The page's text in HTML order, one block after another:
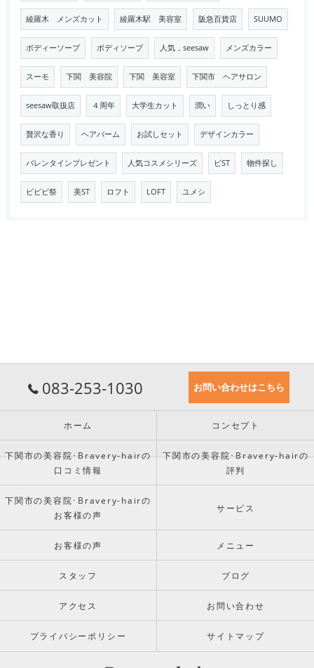
綾羅木 メンズカット 綾羅木駅 美容室 阪急百貨店 SUUMO
ボディーソープ ボディソープ 人気，seesaw メンズカラー
スーモ 下関 美容院 下関 美容室 下関市 ヘアサロン
seesaw取扱店 ４周年 大学生カット 潤い しっとり感
贅沢な香り ヘアバーム お試しセット デザインカラー
バレンタインプレゼント 人気コスメシリーズ ビST 物件探し
ビビビ祭 美ST ロフト LOFT ユメシ
083-253-1030 お問い合わせはこちら
ホーム コンセプト
下関市の美容院･Bravery-hairの
口コミ情報
下関市の美容院･Bravery-hairの
評判
下関市の美容院･Bravery-hairの
お客様の声
サービス
お客様の声 メニュー
スタッフ ブログ
アクセス お問い合わせ
プライバシーポリシー サイトマップ